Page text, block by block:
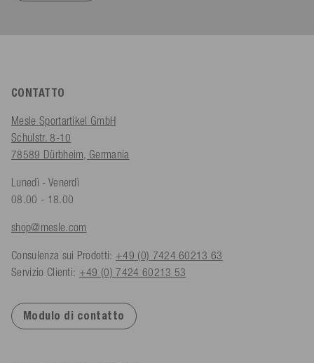
CONTATTO
Mesle Sportartikel GmbH
Schulstr. 8-10
78589 Dürbheim, Germania
Lunedì - Venerdì
08.00 - 18.00
shop@mesle.com
Consulenza sui Prodotti: +49 (0) 7424 60213 63
Servizio Clienti: +49 (0) 7424 60213 53
Modulo di contatto